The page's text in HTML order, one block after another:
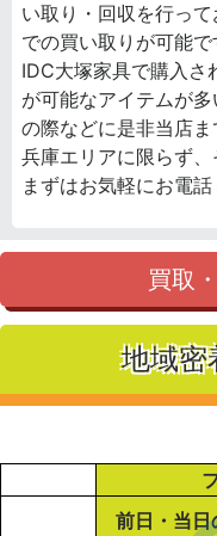
い取り・回収を行っ
での買い取りが可能で
IDC大塚家具で購入さ
が可能なアイテムが
の際などに是非当店ま
兵庫エリアに限らず、
まずはお気軽にお電話
買取
地域密
前日・当日